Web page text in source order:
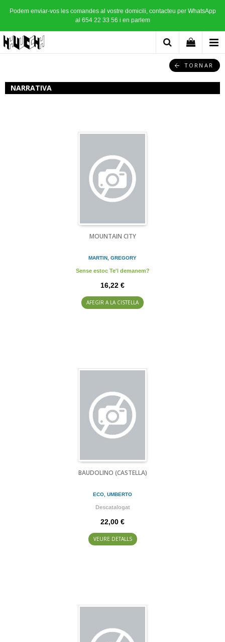
Podem enviar-vos les comandes al vostre domicili, contacteu per WhatsApp
al 654 22 33 56 i en parlem
TORNAR
NARRATIVA
MOUNTAIN CITY
MARTIN, GREGORY
Sense estoc Te'l demanem?
16,22 €
AFEGIR A LA CISTELLA
BAUDOLINO (CASTELLA)
ECO, UMBERTO
Descatalogat
22,00 €
VEURE DETALLS